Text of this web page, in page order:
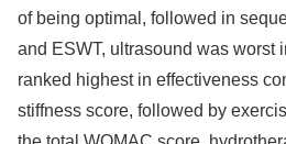
of being optimal, followed in
and ESWT, ultrasound was worst
ranked highest in effectiveness
stiffness score, followed by